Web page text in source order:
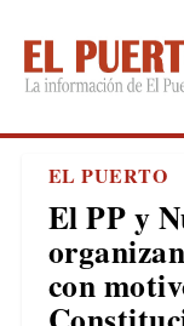
EL PUERTO
El PP y
con